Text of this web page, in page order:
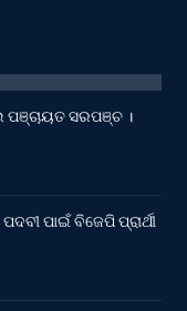
ପଞ୍ଚାୟତ ସରପଞ୍ଚ ।
ପାଇଁ ବିଜେପି ପ୍ରାର୍ଥୀ